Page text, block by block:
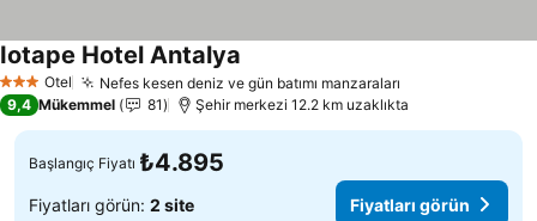
3 YıldızOtel Nefes kesen deniz ve gün batımı manzaraları
Iotape Hotel Antalya
9,4 Mükemmel 81 Şehir merkezi 12.2 km uzaklıkta
Başlangıç Fiyatı ₺4.895
Fiyatları görün: 2 site Fiyatları görün